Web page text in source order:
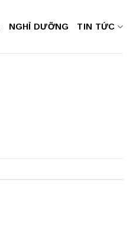
NGHỈ DƯỠNG TIN TỨC